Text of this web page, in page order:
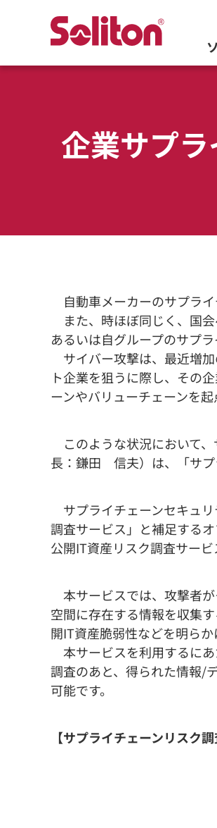
企業サプ
自動車メーカーのサプライ
また、時ほぼ同じく、国
あるいは自グループのサプ
サイバー攻撃は、最近増
ト企業を狙うに際し、その
ーンやバリューチェーンを
このような状況において
長：鎌田 信夫）は、「サプ
サプライチェーンセキュ
調査サービス」と補足する
公開IT資産リスク調査サービ
本サービスでは、攻撃者
空間に存在する情報を収集
開IT資産脆弱性などを明らか
本サービスを利用するに
調査のあと、得られた情報/
可能です。
【サプライチェーンリスク調